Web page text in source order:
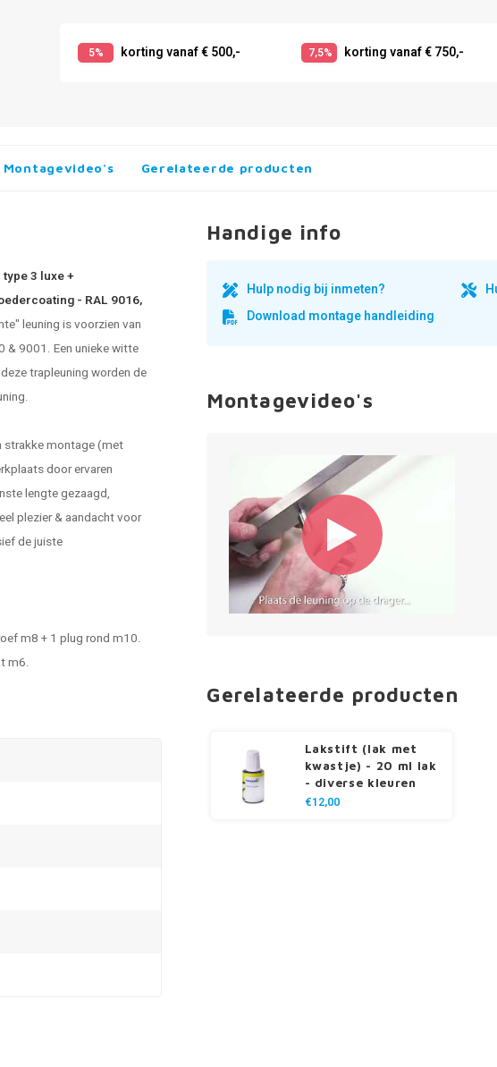
5% korting vanaf € 500,- 7,5% korting vanaf € 750,-
Montagevideo's Gerelateerde producten
3 luxe +
- RAL 9016,
leuning is voorzien van
& 9001. Een unieke witte
trapleuning worden de
strakke montage (met
door ervaren
lengte gezaagd,
plezier & aandacht voor
de juiste
m8 + 1 plug rond m10.
m6.
Handige info
Hulp nodig bij inmeten?
Download montage handleiding
Montagevideo's
Gerelateerde producten
Lakstift (lak met
kwastje) - 20 ml lak
- diverse kleuren
€12,00